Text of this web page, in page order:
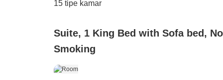
15 tipe kamar
Suite, 1 King Bed with Sofa bed,
Smoking